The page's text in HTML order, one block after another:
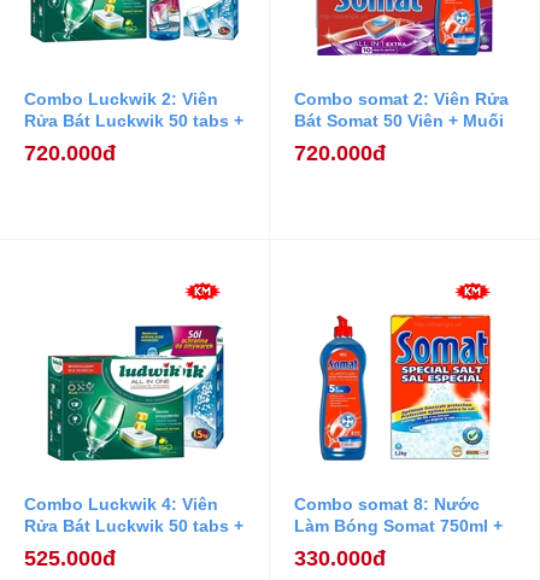
Combo Luckwik 2: Viên
Rửa Bát Luckwik 50 tabs +
Nước làm bóng Ludwik
750ml + Muối Rửa Bát
720.000đ
Combo somat 2: Viên Rửa
Bát Somat 50 Viên + Muối
Rửa Bát Somat 1,2 kg +
Nước Làm Bóng Somat
720.000đ
Combo Luckwik 4: Viên
Rửa Bát Luckwik 50 tabs +
Muối Rửa Bát Ludwik
1,5kg
525.000đ
Combo somat 8: Nước
Làm Bóng Somat 750ml +
Muối Rửa Bát Somat 1,2
kg.
330.000đ